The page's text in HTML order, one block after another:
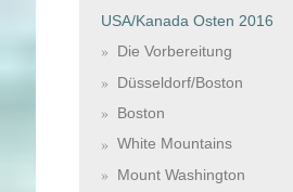
USA/Kanada Osten 2016
Die Vorbereitung
Düsseldorf/Boston
Boston
White Mountains
Mount Washington